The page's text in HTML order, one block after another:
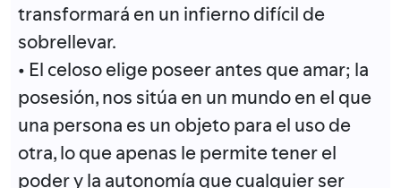
transformará en un infierno difícil de
sobrellevar.
• El celoso elige poseer antes que amar; la
posesión, nos sitúa en un mundo en el que
una persona es un objeto para el uso de
otra, lo que apenas le permite tener el
poder y la autonomía que cualquier ser